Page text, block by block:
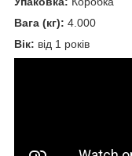
Вага (кг): 4.000
Вік: від 1 років